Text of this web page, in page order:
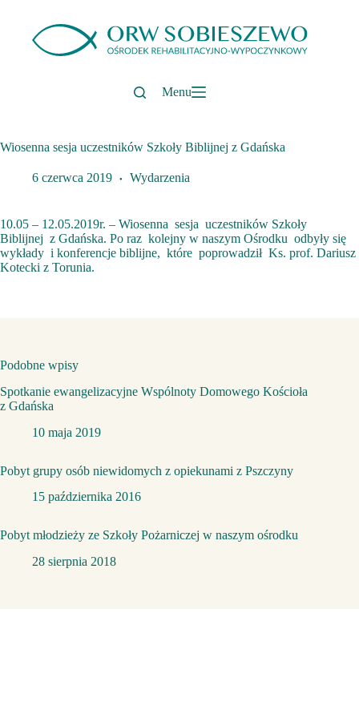
Menu
Wiosenna sesja uczestników Szkoły Biblijnej z Gdańska
6 czerwca 2019 Wydarzenia
10.05 – 12.05.2019r. – Wiosenna sesja uczestników Szkoły
Biblijnej z Gdańska. Po raz kolejny w naszym Ośrodku odbyły się
wykłady i konferencje biblijne, które poprowadził Ks. prof. Dariusz
Kotecki z Torunia.
Podobne wpisy
Spotkanie ewangelizacyjne Wspólnoty Domowego Kościoła
z Gdańska
10 maja 2019
Pobyt grupy osób niewidomych z opiekunami z Pszczyny
15 października 2016
Pobyt młodzieży ze Szkoły Pożarniczej w naszym ośrodku
28 sierpnia 2018